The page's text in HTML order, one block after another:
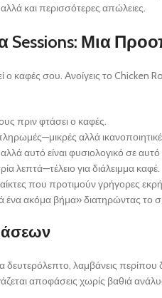
και περισσότερες απώλειες.
Μια
ο καφές σου. Ανοίγεις το
πριν φτάσει ο καφές.
αλλά
αυτό είναι φυσιολογικό σε
λεπτά—τέλειο για διάλειμμα καφέ.
που προτιμούν γρήγορες
ακόμα βήμα» διατηρώντας το
δευτερόλεπτο, λαμβάνεις
αποφάσεις χωρίς βαθιά